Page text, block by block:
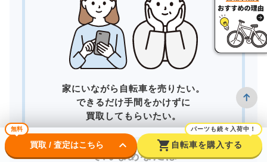
家にいながら自転車を売りたい。
できるだけ手間をかけずに
買取してもらいたい。
そんなあなたは
無料
買取 / 査定はこちら keyboard_arrow_down shopping_cart
パーツも続々入荷中！
自転車を購入する